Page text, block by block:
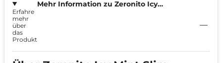
Mehr Information zu Zeronito Icy
Erfahre
mehr
über
das
Produkt